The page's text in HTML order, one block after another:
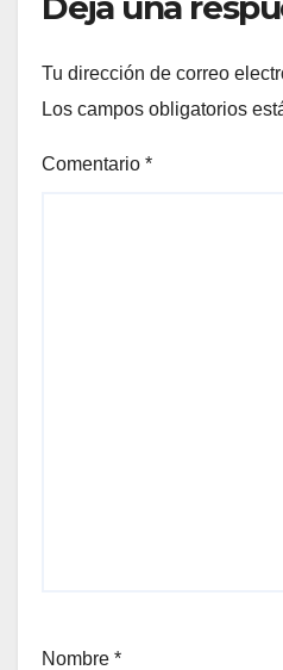
Tu dirección de correo
Los campos obligatorios
Comentario *
Nombre *